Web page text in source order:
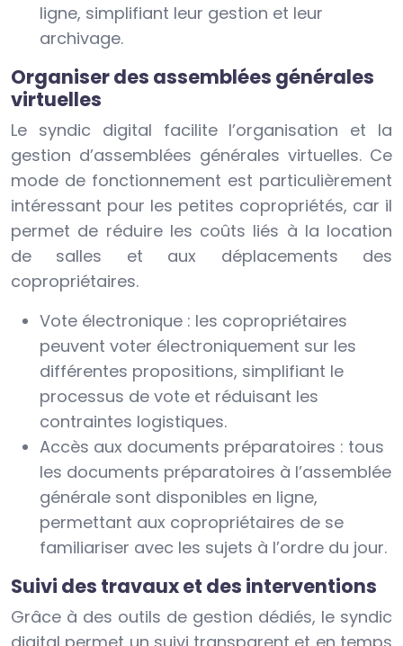
ligne, simplifiant leur gestion et leur
archivage.
Organiser des assemblées générales
virtuelles
Le syndic digital facilite l’organisation et la
gestion d’assemblées générales virtuelles. Ce
mode de fonctionnement est particulièrement
intéressant pour les petites copropriétés, car il
permet de réduire les coûts liés à la location
de salles et aux déplacements des
copropriétaires.
Vote électronique : les copropriétaires
peuvent voter électroniquement sur les
différentes propositions, simplifiant le
processus de vote et réduisant les
contraintes logistiques.
Accès aux documents préparatoires : tous
les documents préparatoires à l’assemblée
générale sont disponibles en ligne,
permettant aux copropriétaires de se
familiariser avec les sujets à l’ordre du jour.
Suivi des travaux et des interventions
Grâce à des outils de gestion dédiés, le syndic